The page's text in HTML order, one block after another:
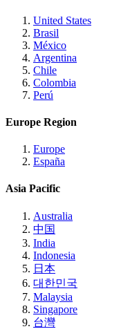
United States
Brasil
México
Argentina
Chile
Colombia
Perú
Europe Region
Europe
España
Asia Pacific
Australia
中国
India
Indonesia
日本
대한민국
Malaysia
Singapore
台灣